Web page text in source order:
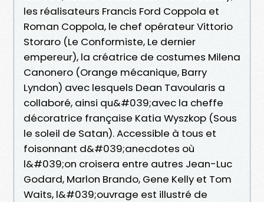
les réalisateurs Francis Ford Coppola et
Roman Coppola, le chef opérateur Vittorio
Storaro (Le Conformiste, Le dernier
empereur), la créatrice de costumes Milena
Canonero (Orange mécanique, Barry
Lyndon) avec lesquels Dean Tavoularis a
collaboré, ainsi qu&#039;avec la cheffe
décoratrice française Katia Wyszkop (Sous
le soleil de Satan). Accessible à tous et
foisonnant d&#039;anecdotes où
l&#039;on croisera entre autres Jean-Luc
Godard, Marlon Brando, Gene Kelly et Tom
Waits, l&#039;ouvrage est illustré de